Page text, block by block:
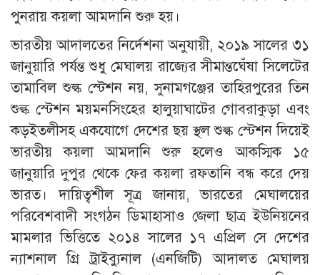
পুনরায় কয়লা আমদানি শুরু হয়।
ভারতীয় আদালতের নির্দেশনা অনুযায়ী, ২০১৯ সালের ৩১
জানুয়ারি পর্যন্ত শুধু মেঘালয় রাজ্যের সীমান্তঘেঁষা সিলেটের
তামাবিল শুল্ক স্টেশন নয়, সুনামগঞ্জের তাহিরপুরের তিন
শুল্ক স্টেশন ময়মনসিংহের হালুয়াঘাটের গোবরাকুড়া এবং
কড়ইতলীসহ একযোগে দেশের ছয় স্থল শুল্ক স্টেশন দিয়েই
ভারতীয় কয়লা আমদানি শুরু হলেও আকস্মিক ১৫
জানুয়ারি দুপুর থেকে ফের কয়লা রফতানি বন্ধ করে দেয়
ভারত। দায়িত্বশীল সূত্র জানায়, ভারতের মেঘালয়ের
পরিবেশবাদী সংগঠন ডিমাহাসাও জেলা ছাত্র ইউনিয়নের
মামলার ভিত্তিতে ২০১৪ সালের ১৭ এপ্রিল সে দেশের
ন্যাশনাল গ্রি ট্রাইব্যুনাল (এনজিটি) আদালত মেঘালয়